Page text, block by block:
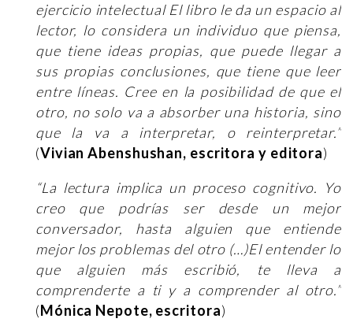
ejercicio intelectual El libro le da un espacio al
lector, lo considera un individuo que piensa,
que tiene ideas propias, que puede llegar a
sus propias conclusiones, que tiene que leer
entre líneas. Cree en la posibilidad de que el
otro, no solo va a absorber una historia, sino
que la va a interpretar, o reinterpretar.”
(Vivian Abenshushan, escritora y editora)
“La lectura implica un proceso cognitivo. Yo
creo que podrías ser desde un mejor
conversador, hasta alguien que entiende
mejor los problemas del otro (…)El entender lo
que alguien más escribió, te lleva a
comprenderte a ti y a comprender al otro.”
(Mónica Nepote, escritora)